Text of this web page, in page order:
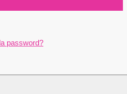
password?